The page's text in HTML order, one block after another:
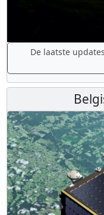
De laatste